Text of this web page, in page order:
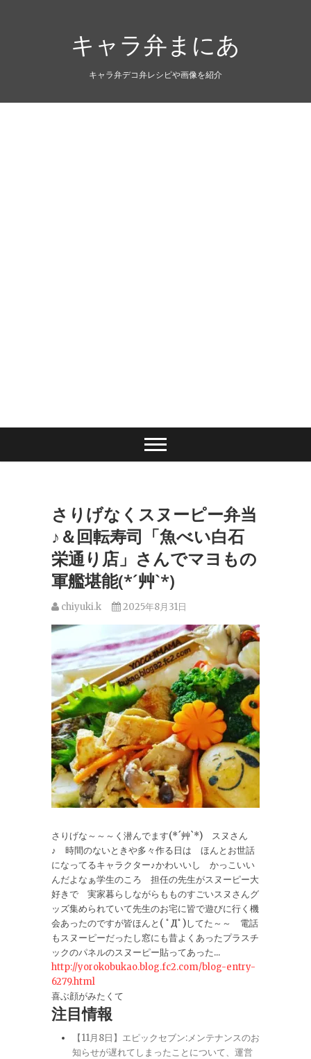
キャラ弁まにあ
キャラ弁デコ弁レシピや画像を紹介
さりげなくスヌーピー弁当
♪＆回転寿司「魚べい白石
栄通り店」さんでマヨもの
軍艦堪能(*´艸`*)
chiyuki.k 2025年8月31日
さりげな～～～く潜んでます(*´艸`*) スヌさん
♪ 時間のないときや多々作る日は ほんとお世話
になってるキャラクター♪かわいいし かっこいい
んだよなぁ学生のころ 担任の先生がスヌーピー大
好きで 実家暮らしながらもものすごいスヌさんグ
ッズ集められていて先生のお宅に皆で遊びに行く機
会あったのですが皆ほんと( ﾟДﾟ)してた～～ 電話
もスヌーピーだったし窓にも昔よくあったプラスチ
ックのパネルのスヌーピー貼ってあった...
http://yorokobukao.blog.fc2.com/blog-entry-
6279.html
喜ぶ顔がみたくて
注目情報
【11月8日】エピックセブン:メンテナンスのお
知らせが遅れてしまったことについて、運営